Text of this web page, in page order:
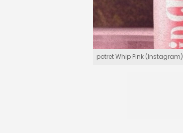
potret Whip Pink (Instagram)